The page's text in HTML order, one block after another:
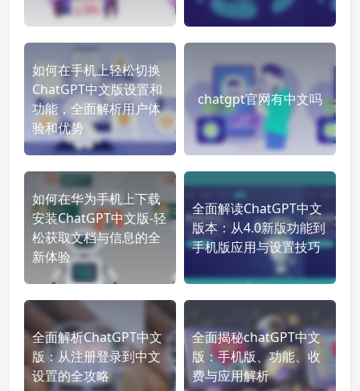
如何在手机上轻松切换
ChatGPT中文版设置和
功能，全面解析用户体
验和优势
chatgpt官网有中文吗
如何在华为手机上下载
安装ChatGPT中文版-轻
松获取文档与信息的全
新体验
全面解读ChatGPT中文
版本：从4.0新版功能到
手机版应用与设置技巧
全面解析ChatGPT中文
版：从注册登录到中文
设置的全攻略
全面揭秘chatGPT中文
版：手机版、功能、收
费与应用解析